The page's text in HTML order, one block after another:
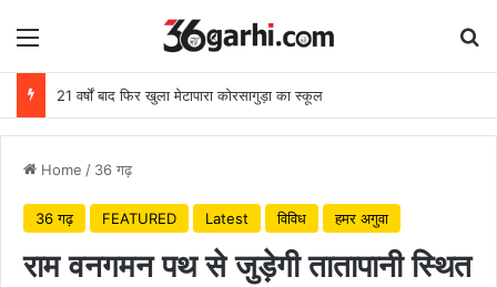
Menu
21 वर्षों बाद फिर खुला मेटापारा कोरसागुड़ा का स्कूल
Home / 36 गढ़
36 गढ़ FEATURED Latest विविध हमर अगुवा
राम वनगमन पथ से जुड़ेगी तातापानी स्थित